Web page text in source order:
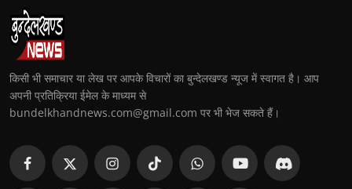
किसी भी समाचार या लेख पर आपके विचारों का बुन्देलखण्ड न्यूज में स्वागत है। आप
अपनी प्रतिक्रिया ईमेल के माध्यम से
bundelkhandnews.com@gmail.com पर भी भेज सकते हैं।